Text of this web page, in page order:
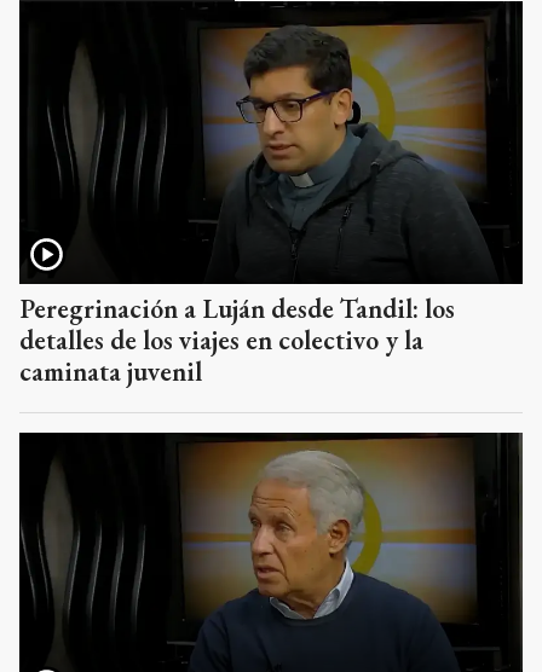
Peregrinación a Luján desde Tandil: los
detalles de los viajes en colectivo y la
caminata juvenil